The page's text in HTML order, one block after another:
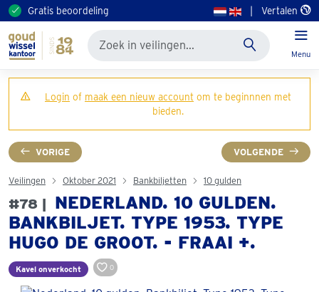
Gratis beoordeling Vertalen
Menu
Login of maak een nieuw account om te beginnnen met
bieden.
VORIGE VOLGENDE
Veilingen Oktober 2021 Bankbiljetten 10 gulden
#78 |
NEDERLAND. 10 GULDEN.
BANKBILJET. TYPE 1953. TYPE
HUGO DE GROOT. - FRAAI +.
Kavel onverkocht 0